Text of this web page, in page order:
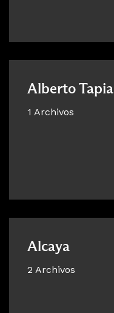
Alberto Tapia
1 Archivos
Alcaya
2 Archivos